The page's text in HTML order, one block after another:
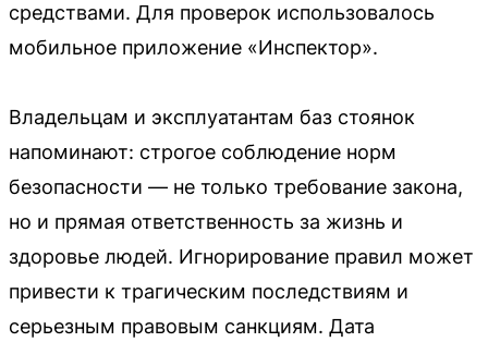
средствами. Для проверок использовалось
мобильное приложение «Инспектор».
Владельцам и эксплуатантам баз стоянок
напоминают: строгое соблюдение норм
безопасности — не только требование закона,
но и прямая ответственность за жизнь и
здоровье людей. Игнорирование правил может
привести к трагическим последствиям и
серьезным правовым санкциям. Дата